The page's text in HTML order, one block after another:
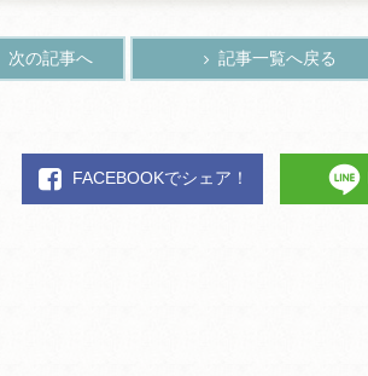
次の記事へ 記事一覧へ戻る
FACEBOOKでシェア！